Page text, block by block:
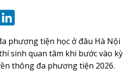
phương tiện học ở đâu Hà Nội
sinh quan tâm khi bước vào kỳ
thông đa phương tiện 2026.